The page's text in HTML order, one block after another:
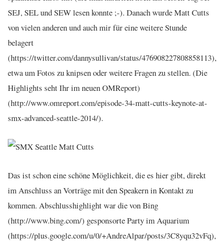
SEJ, SEL und SEW lesen konnte ;-). Danach wurde Matt Cutts
von vielen anderen und auch mir für eine weitere Stunde
belagert
(https://twitter.com/dannysullivan/status/476908227808858113),
etwa um Fotos zu knipsen oder weitere Fragen zu stellen. (Die
Highlights seht Ihr im neuen OMReport)
(http://www.omreport.com/episode-34-matt-cutts-keynote-at-
smx-advanced-seattle-2014/).
Das ist schon eine schöne Möglichkeit, die es hier gibt, direkt
im Anschluss an Vorträge mit den Speakern in Kontakt zu
kommen. Abschlusshighlight war die von Bing
(http://www.bing.com/) gesponsorte Party im Aquarium
(https://plus.google.com/u/0/+AndreAlpar/posts/3C8yqu32vFq),